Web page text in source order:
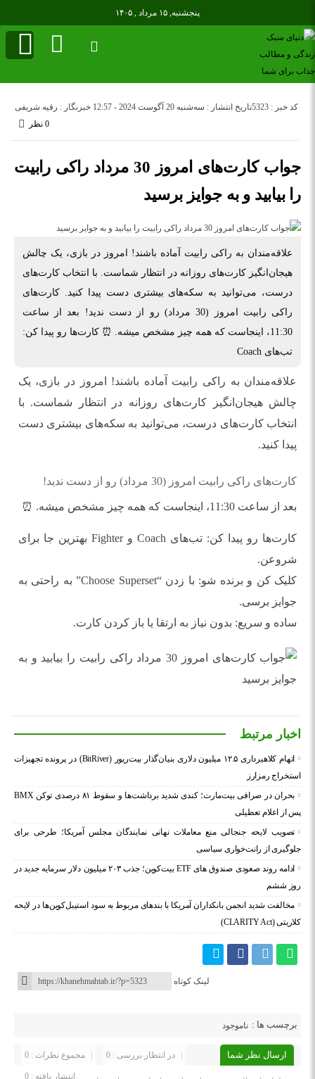
پنجشنبه, ۱۵ مرداد , ۱۴۰۵
تاریخ انتشار : سه‌شنبه 20 آگوست 2024 - 12:57 خبرنگار : رقیه شریفی
کد خبر : 5323
0 نظر
جواب کارت‌های امروز 30 مرداد راکی رابیت
را بیابید و به جوایز برسید
علاقه‌مندان به راکی رابیت آماده باشند! امروز در بازی، یک چالش
هیجان‌انگیز کارت‌های روزانه در انتظار شماست. با انتخاب کارت‌های
درست، می‌توانید به سکه‌های بیشتری دست پیدا کنید. کارت‌های
راکی رابیت امروز (30 مرداد) رو از دست ندید! بعد از ساعت
11:30، اینجاست که همه چیز مشخص میشه. ⏰ کارت‌ها رو پیدا کن:
تب‌های Coach
علاقه‌مندان به راکی رابیت آماده باشند! امروز در بازی، یک
چالش هیجان‌انگیز کارت‌های روزانه در انتظار شماست. با
انتخاب کارت‌های درست، می‌توانید به سکه‌های بیشتری دست
پیدا کنید.
کارت‌های راکی رابیت امروز (30 مرداد) رو از دست ندید!
بعد از ساعت 11:30، اینجاست که همه چیز مشخص میشه. ⏰
کارت‌ها رو پیدا کن: تب‌های Coach و Fighter بهترین جا برای
شروعن.
کلیک کن و برنده شو: با زدن “Choose Superset” به راحتی به
جوایز برسی.
ساده و سریع: بدون نیاز به ارتقا یا باز کردن کارت.
اخبار مرتبط
اتهام کلاهبرداری ۱۲.۵ میلیون دلاری بنیان‌گذار بیت‌ریور (BitRiver) در پرونده تجهیزات
استخراج رمزارز
بحران در صرافی بیت‌مارت؛ کندی شدید برداشت‌ها و سقوط ۸۱ درصدی توکن BMX
پس از اعلام تعطیلی
تصویب لایحه جنجالی منع معاملات نهانی نمایندگان مجلس آمریکا؛ طرحی برای
جلوگیری از رانت‌خواری سیاسی
ادامه روند صعودی صندوق‌ های ETF بیت‌کوین؛ جذب ۲۰۳ میلیون دلار سرمایه جدید در
روز ششم
مخالفت شدید انجمن بانکداران آمریکا با بندهای مربوط به سود استیبل‌کوین‌ها در لایحه
کلاریتی (CLARITY Act)
لینک کوتاه
برچسب ها : ناموجود
ارسال نظر شما مجموع نظرات : 0 در انتظار بررسی : 0
انتشار یافته : 0